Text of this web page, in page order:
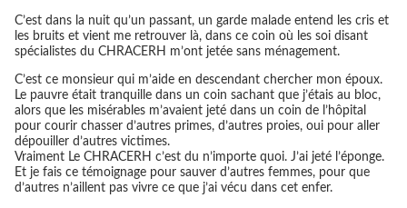
C’est dans la nuit qu’un passant, un garde malade entend les cris et
les bruits et vient me retrouver là, dans ce coin où les soi disant
spécialistes du CHRACERH m’ont jetée sans ménagement.
C’est ce monsieur qui m’aide en descendant chercher mon époux.
Le pauvre était tranquille dans un coin sachant que j’étais au bloc,
alors que les misérables m’avaient jeté dans un coin de l’hôpital
pour courir chasser d’autres primes, d’autres proies, oui pour aller
dépouiller d’autres victimes.
Vraiment Le CHRACERH c’est du n’importe quoi. J’ai jeté l’éponge.
Et je fais ce témoignage pour sauver d’autres femmes, pour que
d’autres n’aillent pas vivre ce que j’ai vécu dans cet enfer.